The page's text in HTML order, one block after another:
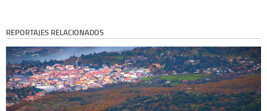
REPORTAJES RELACIONADOS